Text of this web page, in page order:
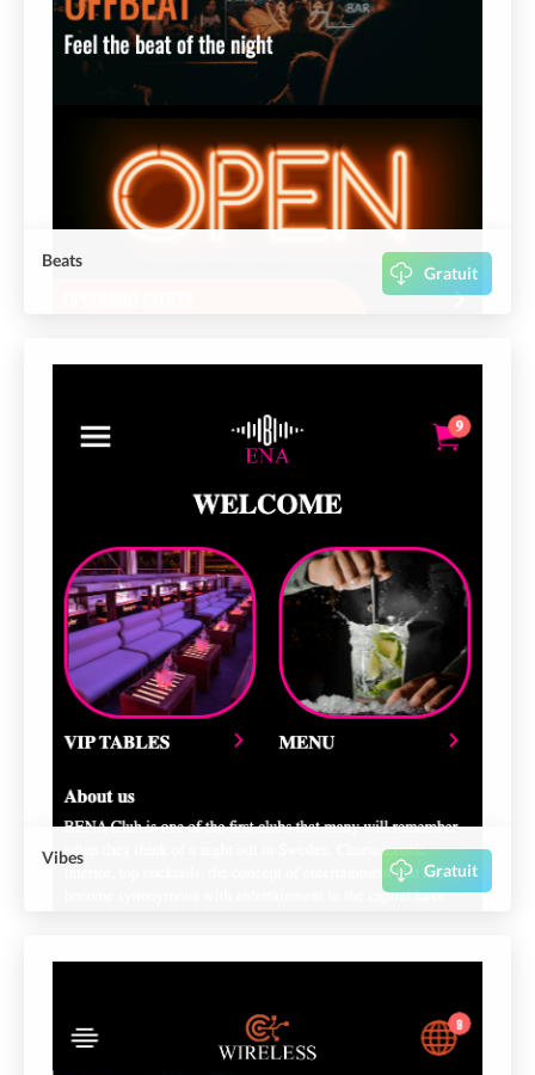
Beats
Gratuit
Vibes
Gratuit